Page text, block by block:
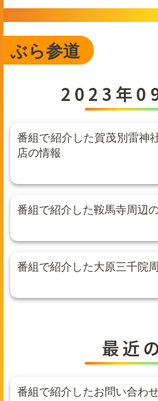
映画
グッズ
EN 検
ぶら参道
2023年
番組で紹介した賀茂別雷神
店の情報
番組で紹介した鞍馬寺周辺
番組で紹介した大原三千院
最近
番組で紹介したお問い合わ